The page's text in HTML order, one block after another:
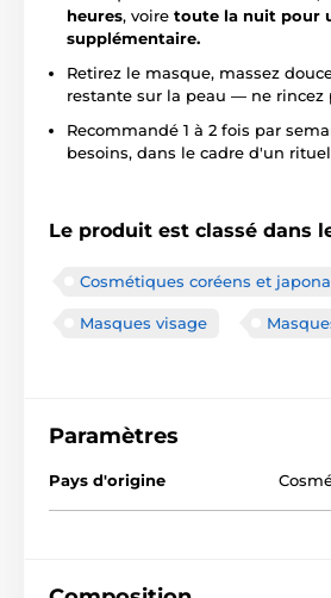
heures, voire toute la nuit pour
supplémentaire.
Retirez le masque, massez
restante sur la peau — ne rincez
Recommandé 1 à 2 fois par
besoins, dans le cadre d'un
Le produit est classé dans
Cosmétiques coréens et
Masques visage
Paramètres
Pays d'origine